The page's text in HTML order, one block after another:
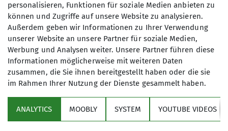
DAV wanderte zum
Fahrzeug-Museum
personalisieren, Funktionen für soziale Medien anbieten zu
können und Zugriffe auf unsere Website zu analysieren.
Außerdem geben wir Informationen zu Ihrer Verwendung
unserer Website an unsere Partner für soziale Medien,
Werbung und Analysen weiter. Unsere Partner führen diese
Informationen möglicherweise mit weiteren Daten
zusammen, die Sie ihnen bereitgestellt haben oder die sie
im Rahmen Ihrer Nutzung der Dienste gesammelt haben.
ANALYTICS MOOBLY SYSTEM YOUTUBE VIDEOS